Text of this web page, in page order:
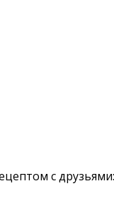
с друзьями: